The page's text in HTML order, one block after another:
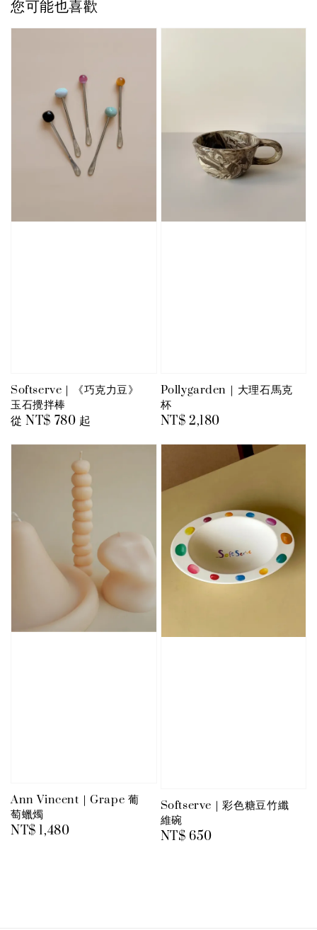
您可能也喜歡
Softserve｜《巧克力豆》
玉石攪拌棒
Regular
從NT$ 780 起
Pollygarden｜大理石馬克
杯
Regular
NT$ 2,180
Ann Vincent｜Grape 葡
萄蠟燭
Regular
NT$ 1,480
Softserve｜彩色糖豆竹纖
維碗
Regular
NT$ 650